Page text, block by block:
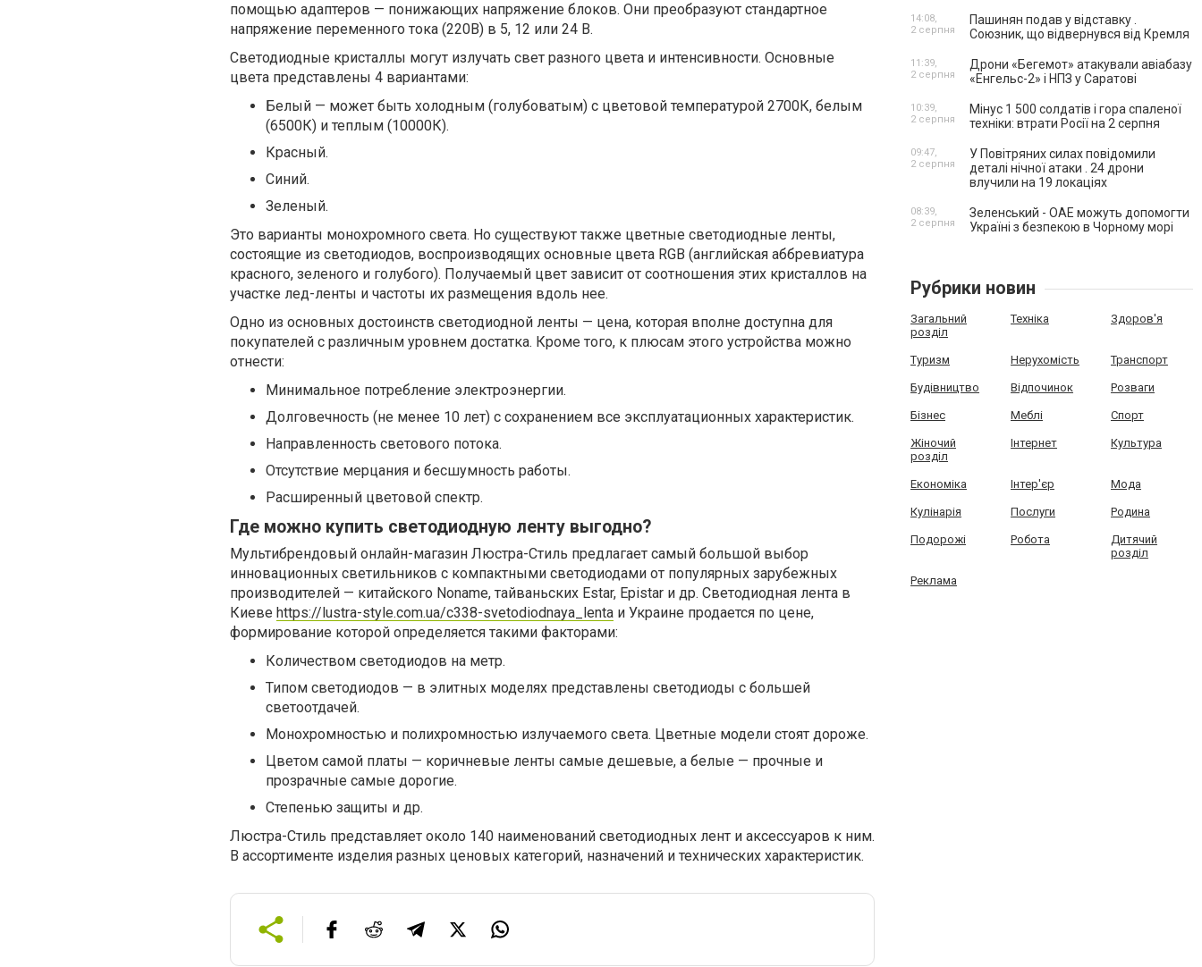
помощью адаптеров — понижающих напряжение блоков. Они преобразуют стандартное
напряжение переменного тока (220В) в 5, 12 или 24 В.
Светодиодные кристаллы могут излучать свет разного цвета и интенсивности. Основные
цвета представлены 4 вариантами:
Белый — может быть холодным (голубоватым) с цветовой температурой 2700К, белым
(6500К) и теплым (10000К).
Красный.
Синий.
Зеленый.
Это варианты монохромного света. Но существуют также цветные светодиодные ленты,
состоящие из светодиодов, воспроизводящих основные цвета RGB (английская аббревиатура
красного, зеленого и голубого). Получаемый цвет зависит от соотношения этих кристаллов на
участке лед-ленты и частоты их размещения вдоль нее.
Одно из основных достоинств светодиодной ленты — цена, которая вполне доступна для
покупателей с различным уровнем достатка. Кроме того, к плюсам этого устройства можно
отнести:
Минимальное потребление электроэнергии.
Долговечность (не менее 10 лет) с сохранением все эксплуатационных характеристик.
Направленность светового потока.
Отсутствие мерцания и бесшумность работы.
Расширенный цветовой спектр.
Где можно купить светодиодную ленту выгодно?
Мультибрендовый онлайн-магазин Люстра-Стиль предлагает самый большой выбор
инновационных светильников с компактными светодиодами от популярных зарубежных
производителей — китайского Noname, тайваньских Estar, Epistar и др. Светодиодная лента в
Киеве https://lustra-style.com.ua/c338-svetodiodnaya_lenta и Украине продается по цене,
формирование которой определяется такими факторами:
Количеством светодиодов на метр.
Типом светодиодов — в элитных моделях представлены светодиоды с большей
светоотдачей.
Монохромностью и полихромностью излучаемого света. Цветные модели стоят дороже.
Цветом самой платы — коричневые ленты самые дешевые, а белые — прочные и
прозрачные самые дорогие.
Степенью защиты и др.
Люстра-Стиль представляет около 140 наименований светодиодных лент и аксессуаров к ним.
В ассортименте изделия разных ценовых категорий, назначений и технических характеристик.
Пашинян подав у відставку .
Союзник, що відвернувся від Кремля
14:08,
2 серпня
Дрони «Бегемот» атакували авіабазу
«Енгельс-2» і НПЗ у Саратові
11:39,
2 серпня
Мінус 1 500 солдатів і гора спаленої
техніки: втрати Росії на 2 серпня
10:39,
2 серпня
У Повітряних силах повідомили
деталі нічної атаки . 24 дрони
влучили на 19 локаціях
09:47,
2 серпня
Зеленський - ОАЕ можуть допомогти
Україні з безпекою в Чорному морі
08:39,
2 серпня
Рубрики новин
Загальний
розділ
Техніка Здоров'я
Туризм Нерухомість Транспорт
Будівництво Відпочинок Розваги
Бізнес Меблі Спорт
Жіночий
розділ
Інтернет Культура
Економіка Інтер'єр Мода
Кулінарія Послуги Родина
Подорожі Робота
Дитячий
розділ
Реклама